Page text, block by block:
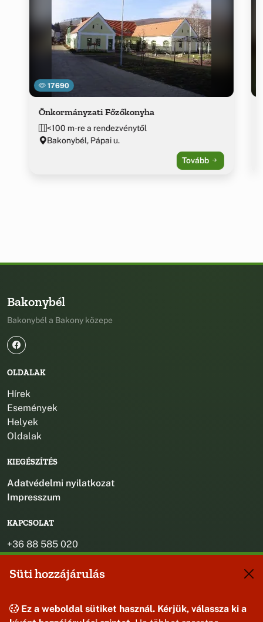
17690
Önkormányzati Főzőkonyha
<100 m-re a rendezvénytől
Bakonybél, Pápai u.
Tovább
Bakonybél
Bakonybél a Bakony közepe
OLDALAK
Hírek
Események
Helyek
Oldalak
KIEGÉSZÍTÉS
Adatvédelmi nyilatkozat
Impresszum
KAPCSOLAT
+36 88 585 020
+36 30 442 8024
titkarsag@bakonybel.hu
8427 Bakonybél, Pápai u. 7.
Süti hozzájárulás
Ez a weboldal sütiket használ. Kérjük, válassza ki a